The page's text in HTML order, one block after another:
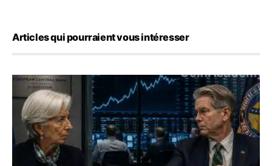
Articles qui pourraient vous intéresser
Yen : Washington a vendu des euros sans prévenir la